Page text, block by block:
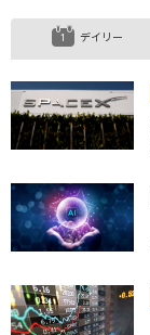
デイリー